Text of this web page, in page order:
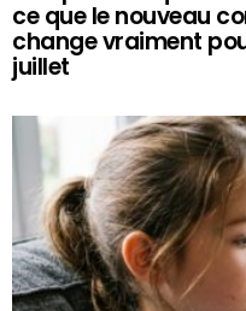
ce que le nouveau
change vraiment
juillet